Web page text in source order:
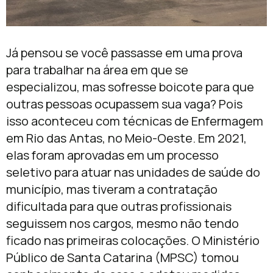
Já pensou se você passasse em uma prova
para trabalhar na área em que se
especializou, mas sofresse boicote para que
outras pessoas ocupassem sua vaga? Pois
isso aconteceu com técnicas de Enfermagem
em Rio das Antas, no Meio-Oeste. Em 2021,
elas foram aprovadas em um processo
seletivo para atuar nas unidades de saúde do
município, mas tiveram a contratação
dificultada para que outras profissionais
seguissem nos cargos, mesmo não tendo
ficado nas primeiras colocações. O Ministério
Público de Santa Catarina (MPSC) tomou